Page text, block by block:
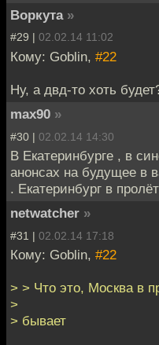
Воркута »
#29 | 02.02.14 11:02
Кому: Goblin, #22
Ну, а двд-то хоть
max90 »
#30 | 02.02.14 14:30
В Екатеринбурге , в
анонсах на будущее в
. Екатеринбург в
netwatcher »
#31 | 02.02.14 17:18
Кому: Goblin, #22
> > Что это, Москва в
>
> бывает